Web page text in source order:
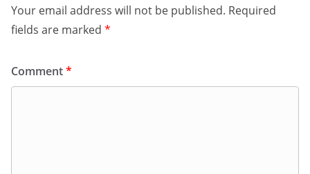
Your email address will not be published. Required
fields are marked *
Comment*